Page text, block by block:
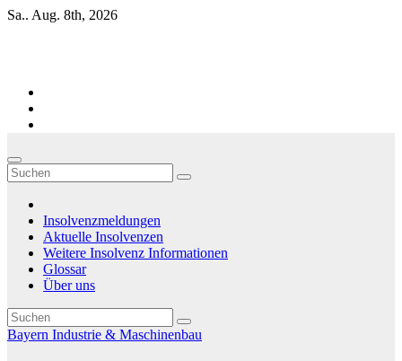
Zum
Sa.. Aug. 8th, 2026
Insolvenzmeldungen
Aktuelle Insolvenzen
Weitere Insolvenz Informationen
Glossar
Über uns
Bayern Industrie & Maschinenbau